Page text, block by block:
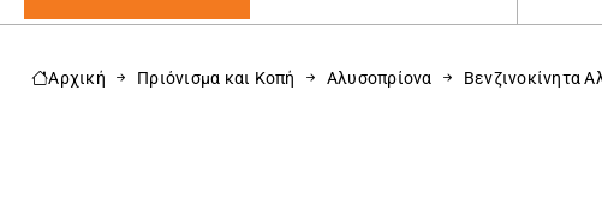
Αρχική Πριόνισμα και Κοπή Αλυσοπρίονα Βενζινοκίνητα